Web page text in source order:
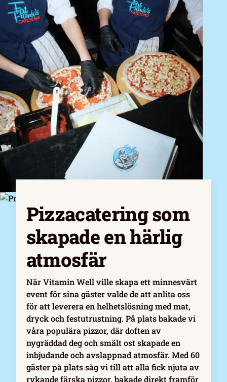
Pizzacatering som
skapade en härlig
atmosfär
När Vitamin Well ville skapa ett minnesvärt
event för sina gäster valde de att anlita oss
för att leverera en helhetslösning med mat,
dryck och festutrustning. På plats bakade vi
våra populära pizzor, där doften av
nygräddad deg och smält ost skapade en
inbjudande och avslappnad atmosfär. Med 60
gäster på plats såg vi till att alla fick njuta av
rykande färska pizzor, bakade direkt framför